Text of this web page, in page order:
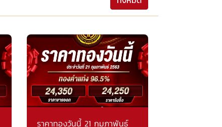
ราคาทองวันนี้ 21 กุมภาพันธ์